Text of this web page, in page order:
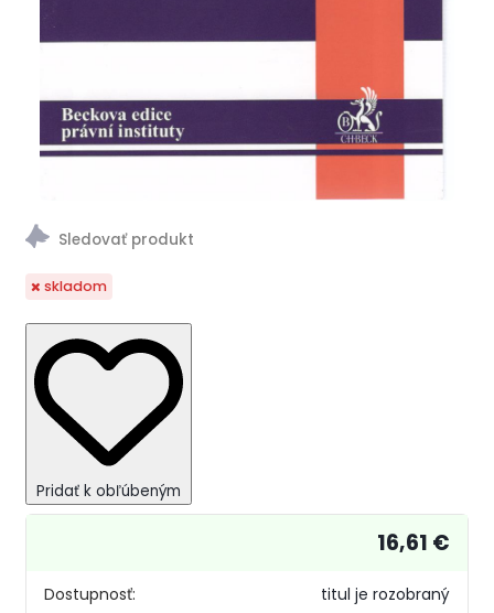
skladom
Pridať k obľúbeným
Dostupnosť: titul je rozobraný
16,61 €